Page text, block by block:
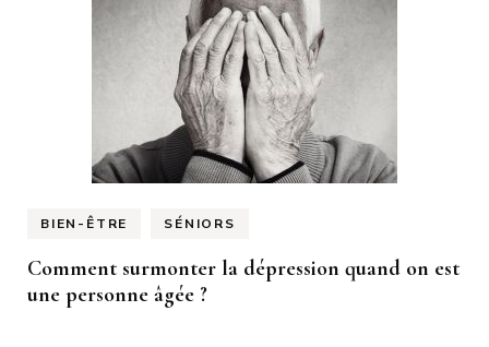
BIEN-ÊTRE SÉNIORS
Comment surmonter la dépression quand on est
une personne âgée ?